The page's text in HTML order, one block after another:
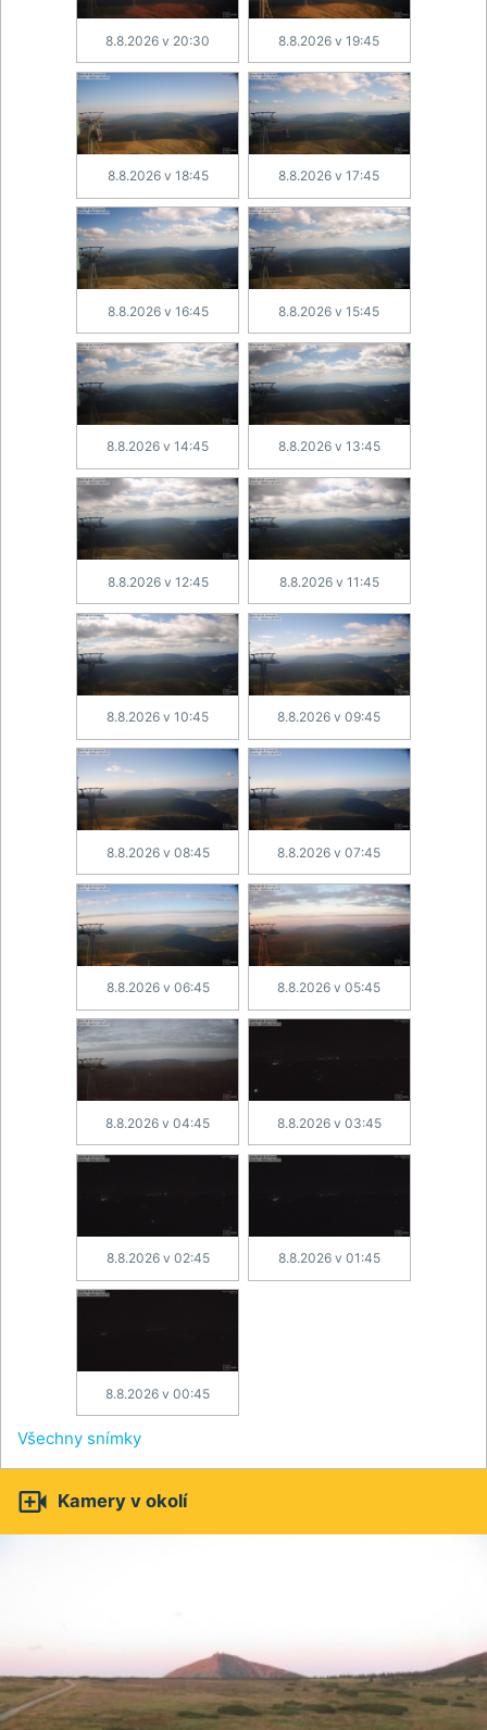
8.8.2026 v 20:30 8.8.2026 v 19:45
8.8.2026 v 18:45 8.8.2026 v 17:45
8.8.2026 v 16:45 8.8.2026 v 15:45
8.8.2026 v 14:45 8.8.2026 v 13:45
8.8.2026 v 12:45 8.8.2026 v 11:45
8.8.2026 v 10:45 8.8.2026 v 09:45
8.8.2026 v 08:45 8.8.2026 v 07:45
8.8.2026 v 06:45 8.8.2026 v 05:45
8.8.2026 v 04:45 8.8.2026 v 03:45
8.8.2026 v 02:45 8.8.2026 v 01:45
8.8.2026 v 00:45
Všechny snímky
 Kamery v okolí